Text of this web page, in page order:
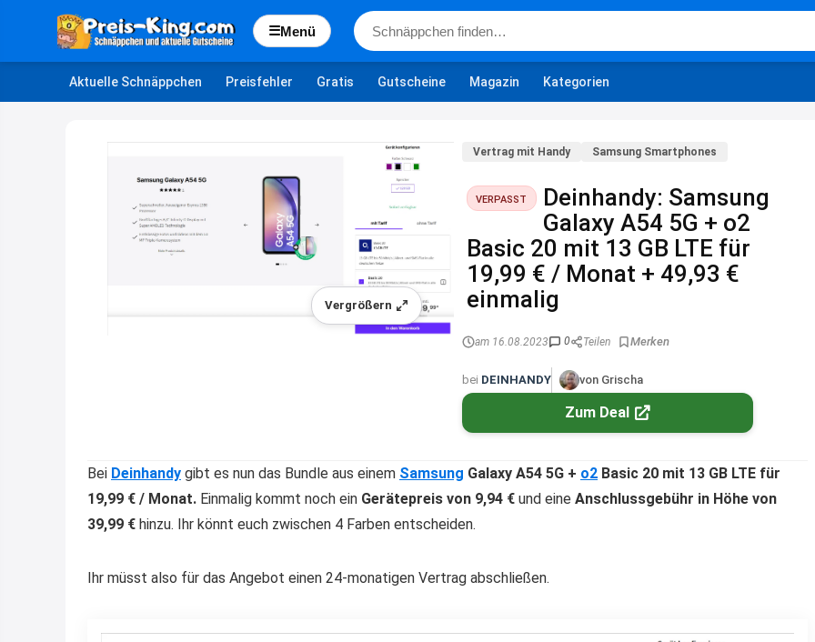
☰Menü
Aktuelle Schnäppchen Preisfehler Gratis Gutscheine Magazin Kategorien
Vergrößern
Vertrag mit Handy Samsung Smartphones
VERPASST
Deinhandy: Samsung
Galaxy A54 5G + o2
Basic 20 mit 13 GB LTE für
19,99 € / Monat + 49,93 €
einmalig
am 16.08.2023 0 Teilen
bei DEINHANDY von Grischa
Zum Deal
Bei Deinhandy gibt es nun das Bundle aus einem Samsung Galaxy A54 5G + o2 Basic 20 mit 13 GB LTE für
19,99 € / Monat. Einmalig kommt noch ein Gerätepreis von 9,94 € und eine Anschlussgebühr in Höhe von
39,99 € hinzu. Ihr könnt euch zwischen 4 Farben entscheiden.
Ihr müsst also für das Angebot einen 24-monatigen Vertrag abschließen.